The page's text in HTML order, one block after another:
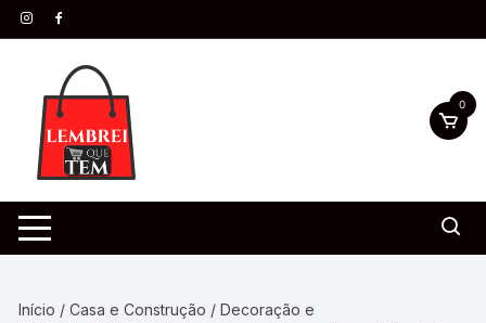
0
Início /Casa e Construção /Decoração e